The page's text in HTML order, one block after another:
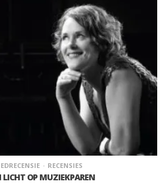
RECENSIES
LICHT OP MUZIEKPAREN